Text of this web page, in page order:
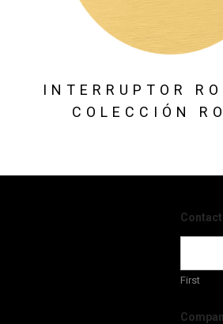
INTERRUPTOR
COLECCIÓN
First